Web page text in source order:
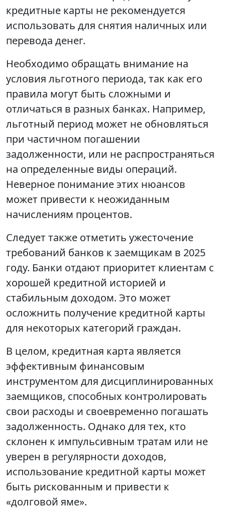
кредитные карты не рекомендуется
использовать для снятия наличных или
перевода денег.
Необходимо обращать внимание на
условия льготного периода, так как его
правила могут быть сложными и
отличаться в разных банках. Например,
льготный период может не обновляться
при частичном погашении
задолженности, или не распространяться
на определенные виды операций.
Неверное понимание этих нюансов
может привести к неожиданным
начислениям процентов.
Следует также отметить ужесточение
требований банков к заемщикам в 2025
году. Банки отдают приоритет клиентам с
хорошей кредитной историей и
стабильным доходом. Это может
осложнить получение кредитной карты
для некоторых категорий граждан.
В целом, кредитная карта является
эффективным финансовым
инструментом для дисциплинированных
заемщиков, способных контролировать
свои расходы и своевременно погашать
задолженность. Однако для тех, кто
склонен к импульсивным тратам или не
уверен в регулярности доходов,
использование кредитной карты может
быть рискованным и привести к
«долговой яме».